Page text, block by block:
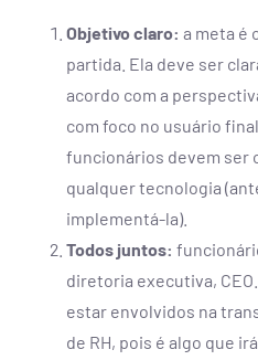
Objetivo claro: a meta é
partida. Ela deve ser
acordo com a
com foco no usuário
funcionários devem ser
qualquer tecnologia
implementá-la).
Todos juntos:
diretoria executiva,
estar envolvidos na
de RH, pois é algo que